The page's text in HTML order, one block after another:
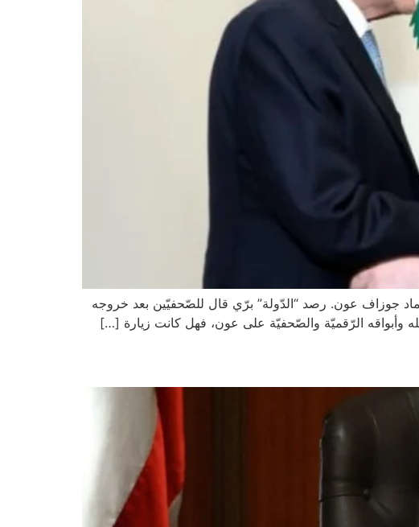
جوزاف عون. رصد “الدّولة” برّي قال للصّحفيّين بعد خروجه
وأبواقه الرّقميّة والصّحفيّة على عون، فهل كانت زيارة […]